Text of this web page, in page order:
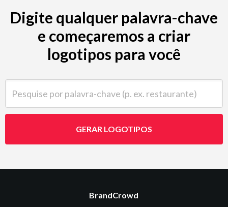
Digite qualquer palavra-chave
e começaremos a criar
logotipos para você
GERAR LOGOTIPOS
BrandCrowd